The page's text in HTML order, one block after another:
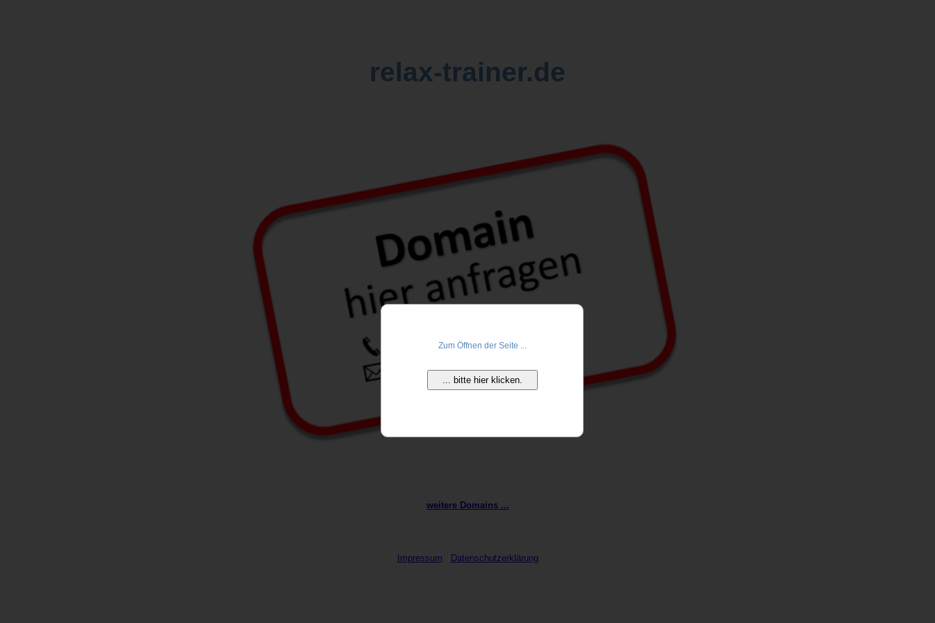
relax-trainer.de
weitere Domains ...
Impressum Datenschutzerklärung
Zum Öffnen der Seite ...
... bitte hier klicken.